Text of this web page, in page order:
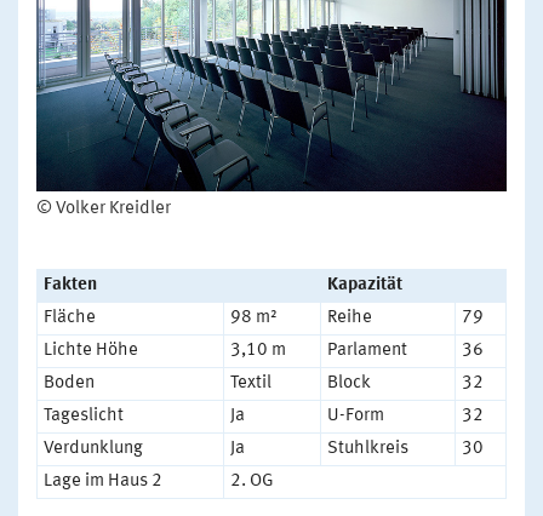
© Volker Kreidler
Fakten
Kapazität
Fläche
98 m² Reihe
79
Lichte Höhe
3,10 m Parlament
36
Boden
Textil Block
32
Tageslicht
Ja U-Form
32
Verdunklung
Ja Stuhlkreis
30
Lage im Haus 2
2. OG